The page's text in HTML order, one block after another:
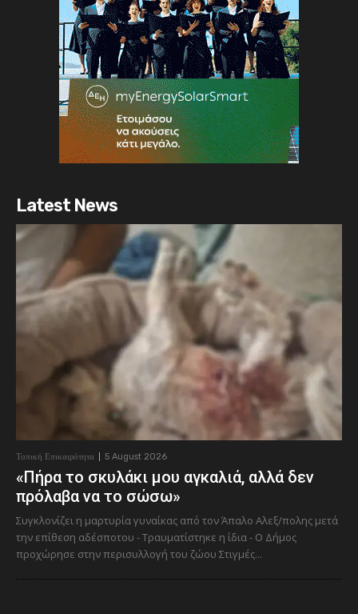
Latest News
Τοπική Επικαιρότητα 5 August 2026
«Πήρα το σκυλάκι μου αγκαλιά, αλλά δεν
πρόλαβα να το σώσω»
Συγκλονίζει η μαρτυρία γυναίκας από τον Άπαλο Αλεξ/πολης μετά
την επίθεση αδέσποτου - Τραυματίστηκε η ίδια - Ο Δήμος
προχώρησε στην περισυλλογή του ζώου Στιγμές...